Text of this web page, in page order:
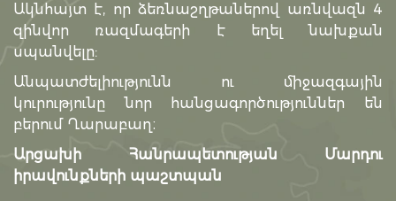
Ակնհայտ է, որ ձեռնաշղթաներով առնվազն 4
զինվոր ռազմագերի է եղել նախքան
սպանվելը:
Անպատժելիությունն ու միջազգային
կուրությունը նոր հանցագործություններ են
բերում Ղարաբաղ։
Արցախի Հանրապետության Մարդու
իրավունքների պաշտպան